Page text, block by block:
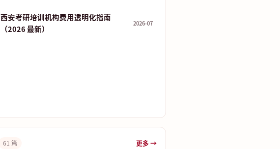
西安考研培训机构费用透明化指南
（2026 最新）
2026-07
61 篇 更多 →